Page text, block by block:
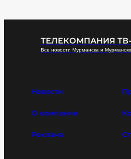
ТЕЛЕКОМПАНИЯ ТВ-
Все новости Мурманска и
Новости
О компании
Реклама